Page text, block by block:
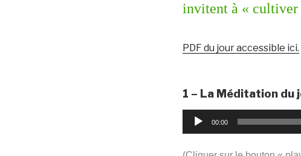
invitent à « cultiver
PDF du jour accessible ici.
1 – La Méditation du
Lecteur
00:00